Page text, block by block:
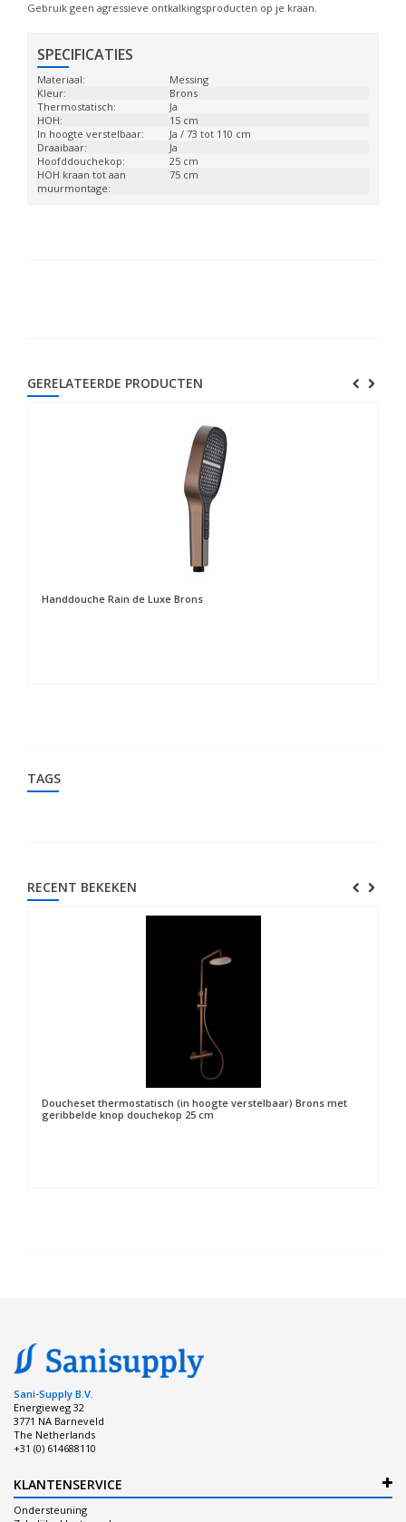
Gebruik geen agressieve ontkalkingsproducten op je kraan.
SPECIFICATIES
Materiaal:
Messing
Kleur:
Brons
Thermostatisch:
Ja
HOH:
15 cm
In hoogte verstelbaar:
Ja / 73 tot 110 cm
Draaibaar:
Ja
Hoofddouchekop:
25 cm
HOH kraan tot aan
muurmontage:
75 cm
GERELATEERDE PRODUCTEN
Handdouche Rain de Luxe Brons
TAGS
RECENT BEKEKEN
Doucheset thermostatisch (in hoogte verstelbaar) Brons met
geribbelde knop douchekop 25 cm
Sani-Supply B.V.
Energieweg 32
3771 NA Barneveld
The Netherlands
+31 (0) 614688110
KLANTENSERVICE
Ondersteuning